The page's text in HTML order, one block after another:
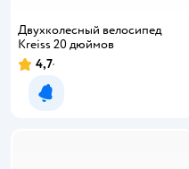
Двухколесный велосипед
Kreiss 20 дюймов
4,7
Уведомить о появлении